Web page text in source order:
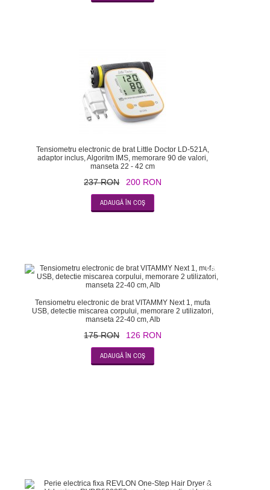
Tensiometru electronic de brat Little Doctor LD-521A,
adaptor inclus, Algoritm IMS, memorare 90 de valori,
manseta 22 - 42 cm
237 RON 200 RON
-28
Tensiometru electronic de brat VITAMMY Next 1, mufa
USB, detectie miscarea corpului, memorare 2 utilizatori,
manseta 22-40 cm, Alb
175 RON 126 RON
-31